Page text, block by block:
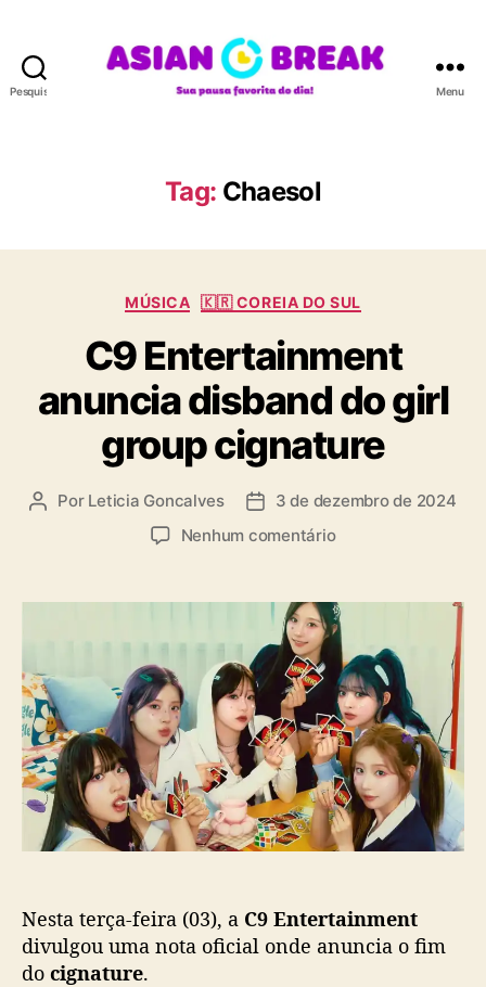
Pesquisar
A
N
R
A
Menu
Tag: Chaesol
C
t
e
g
o
r
i
a
s
MÚSICA 🇰🇷 COREIA DO SUL
C9 Entertainment
anuncia disband do girl
group cignature
A
r
p
o
s
t
Por Leticia Goncalves
D
d
p
u
b
l
i
c
a
ç
ã
3 de dezembro de 2024
Nenhum comentárioe
9
E
n
t
e
r
t
a
i
n
m
t
a
Nesta terça-feira (03), a C9 Entertainment
divulgou uma nota oficial onde anuncia o fim
do cignature.